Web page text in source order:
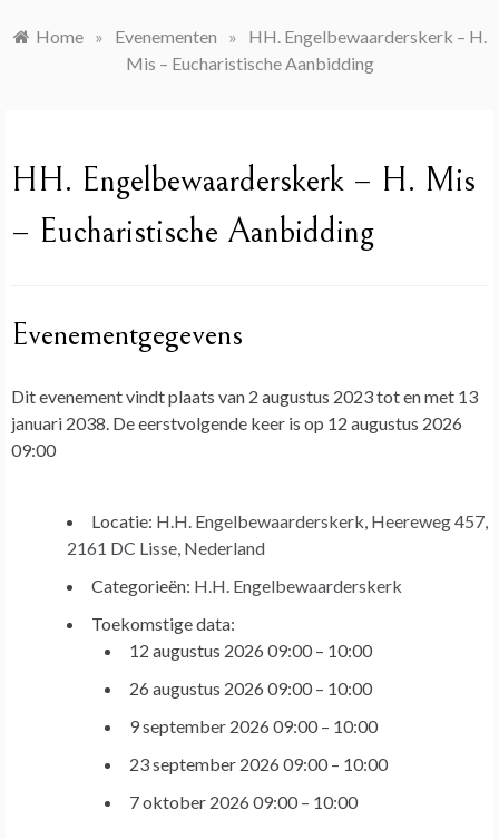
Home » Evenementen »
HH. Engelbewaarderskerk – H.
Mis – Eucharistische Aanbidding
HH. Engelbewaarderskerk – H. Mis
– Eucharistische Aanbidding
Evenementgegevens
Dit evenement vindt plaats van 2 augustus 2023 tot en met 13
januari 2038. De eerstvolgende keer is op 12 augustus 2026
09:00
Locatie: H.H. Engelbewaarderskerk, Heereweg 457,
2161 DC Lisse, Nederland
Categorieën: H.H. Engelbewaarderskerk
Toekomstige data:
12 augustus 2026 09:00 – 10:00
26 augustus 2026 09:00 – 10:00
9 september 2026 09:00 – 10:00
23 september 2026 09:00 – 10:00
7 oktober 2026 09:00 – 10:00